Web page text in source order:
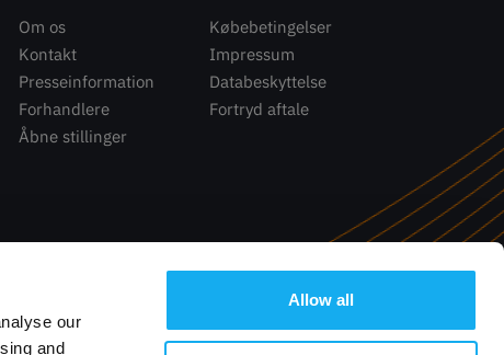
our
and
Allow all
Om os
Kontakt
Presseinformation
Forhandlere
Åbne stillinger
Købebetingelser
Impressum
Databeskyttelse
Fortryd aftale